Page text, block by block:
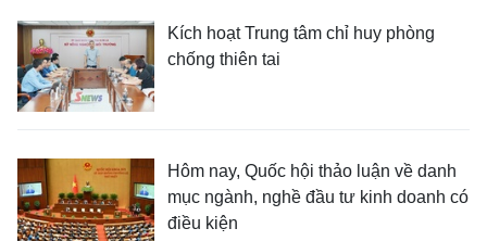
Kích hoạt Trung tâm chỉ huy phòng
chống thiên tai
Hôm nay, Quốc hội thảo luận về danh
mục ngành, nghề đầu tư kinh doanh có
điều kiện